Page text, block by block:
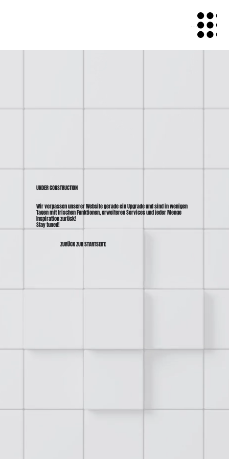
Menu
UNDER CONSTRUCTION
Wir verpassen unserer Website gerade ein Upgrade und sind in wenigen
Tagen mit frischen Funktionen, erweiteren Services und jeder Menge
Inspiration zurück!
Stay tuned!
ZURÜCK ZUR STARTSEITE